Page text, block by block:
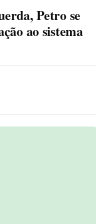
Petro se
ao sistema